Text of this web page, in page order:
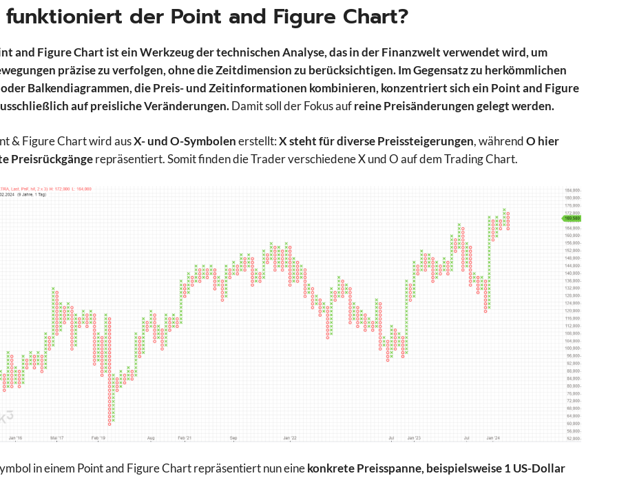
funktioniert der Point and Figure Chart?
and Figure Chart ist ein Werkzeug der technischen Analyse, das in der Finanzwelt verwendet wird, um
präzise zu verfolgen, ohne die Zeitdimension zu berücksichtigen. Im Gegensatz zu herkömmlichen
Balkendiagrammen, die Preis- und Zeitinformationen kombinieren, konzentriert sich ein Point and Figure
auf preisliche Veränderungen.Damit soll der Fokus aufreine Preisänderungen gelegt werden.
& Figure Chart wird ausX- und O-Symbolenerstellt:X steht für diverse Preissteigerungen, währendO hier
Preisrückgängerepräsentiert. Somit finden die Trader verschiedene X und O auf dem Trading Chart.
in einem Point and Figure Chart repräsentiert nun einekonkrete Preisspanne, beispielsweise 1 US-Dollar